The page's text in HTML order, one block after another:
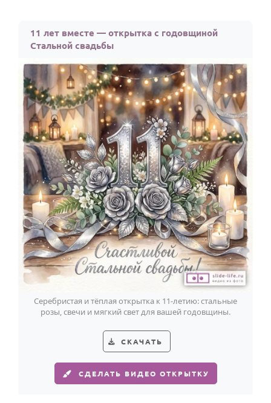
11 лет вместе — открытка с годовщиной
Стальной свадьбы
Серебристая и тёплая открытка к 11-летию: стальные
розы, свечи и мягкий свет для вашей годовщины.
СКАЧАТЬ
СДЕЛАТЬ ВИДЕО ОТКРЫТКУ